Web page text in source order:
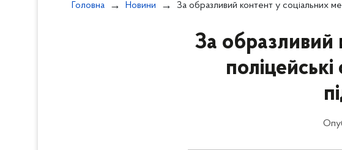
Головна Новини За образливий контент у соціальних мережах поліцейські склали протоколи відносно
За образливий